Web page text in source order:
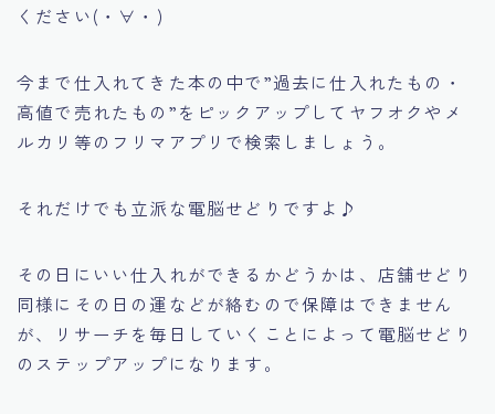
ください(・∀・)
今まで仕入れてきた本の中で”過去に仕入れたもの・
高値で売れたもの”をピックアップしてヤフオクやメ
ルカリ等のフリマアプリで検索しましょう。
それだけでも立派な電脳せどりですよ♪
その日にいい仕入れができるかどうかは、店舗せどり
同様にその日の運などが絡むので保障はできません
が、リサーチを毎日していくことによって電脳せどり
のステップアップになります。